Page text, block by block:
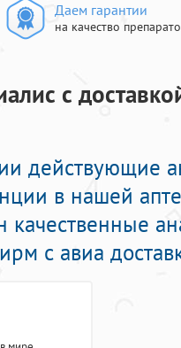
Даем гарантии
на качество
с
действующие
в нашей
качественные
с авиа